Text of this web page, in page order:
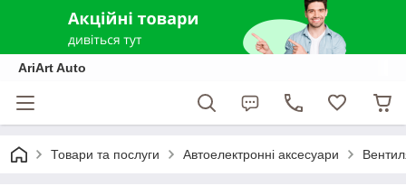
AriArt Auto
Товари та послуги Автоелектронні аксесуари